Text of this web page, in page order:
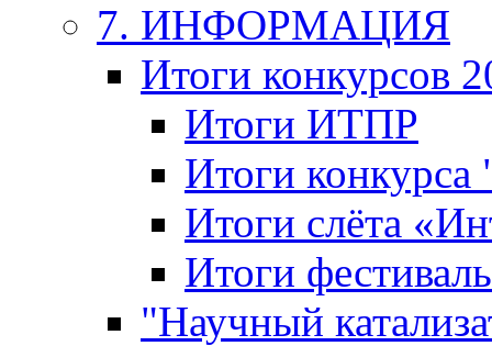
7. ИНФОРМАЦИЯ
Итоги конкурсов
Итоги ИТПР
Итоги
Итоги слёта
Итоги
"Научный